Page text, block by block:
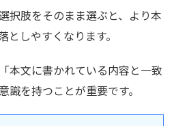
択肢をそのまま選ぶと、より本
しやすくなります。
本文に書かれている内容と一致
識を持つことが重要です。